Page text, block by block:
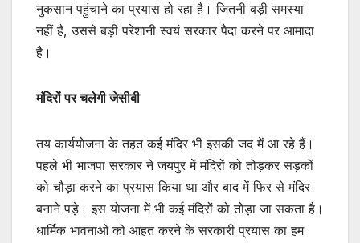
नुकसान पहुंचाने का प्रयास हो रहा है। जितनी बड़ी समस्या
नहीं है, उससे बड़ी परेशानी स्वयं सरकार पैदा करने पर आमादा
है।
मंदिरों पर चलेगी जेसीबी
तय कार्ययोजना के तहत कई मंदिर भी इसकी जद में आ रहे हैं।
पहले भी भाजपा सरकार ने जयपुर में मंदिरों को तोड़कर सड़कों
को चौड़ा करने का प्रयास किया था और बाद में फिर से मंदिर
बनाने पड़े। इस योजना में भी कई मंदिरों को तोड़ा जा सकता है।
धार्मिक भावनाओं को आहत करने के सरकारी प्रयास का हम